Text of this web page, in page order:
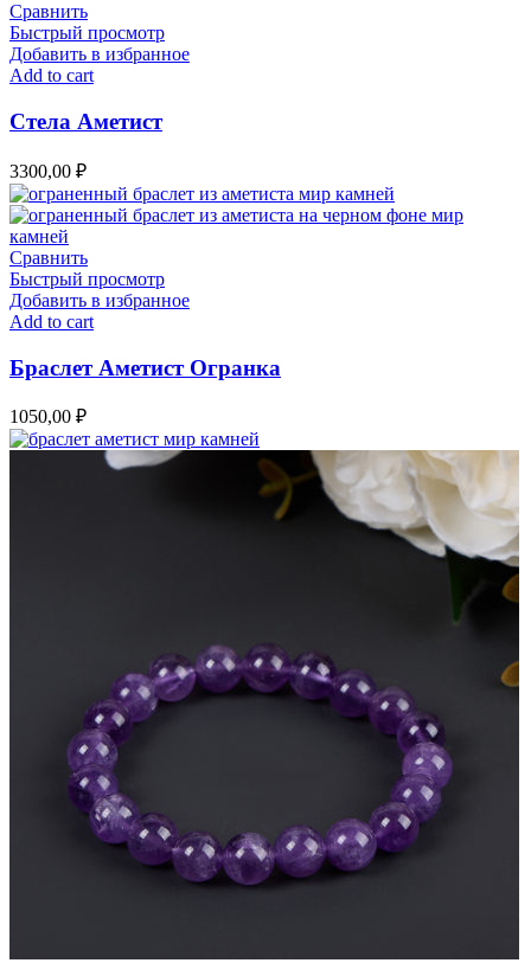
Сравнить
Быстрый просмотр
Добавить в избранное
Add to cart
Стела Аметист
3300,00 ₽
Сравнить
Быстрый просмотр
Добавить в избранное
Add to cart
Браслет Аметист Огранка
1050,00 ₽